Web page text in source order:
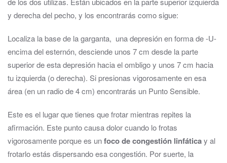
y derecha del pecho, y los encontrarás como sigue:
Localiza la base de la garganta, una depresión en forma de -U-
encima del esternón, desciende unos 7 cm desde la parte
superior de esta depresión hacia el ombligo y unos 7 cm hacia
tu izquierda (o derecha). Si presionas vigorosamente en esa
área (en un radio de 4 cm) encontrarás un Punto Sensible.
Este es el lugar que tienes que frotar mientras repites la
afirmación. Este punto causa dolor cuando lo frotas
vigorosamente porque es unfoco de congestión linfáticay al
frotarlo estás dispersando esa congestión. Por suerte, la